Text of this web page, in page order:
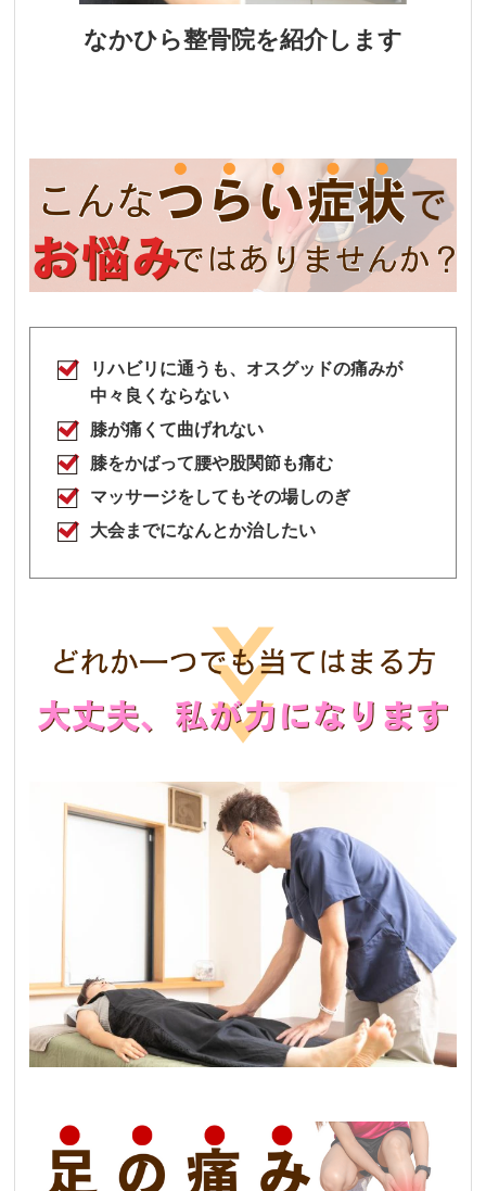
なかひら整骨院を紹介します
リハビリに通うも、オスグッドの痛みが
中々良くならない
膝が痛くて曲げれない
膝をかばって腰や股関節も痛む
マッサージをしてもその場しのぎ
大会までになんとか治したい